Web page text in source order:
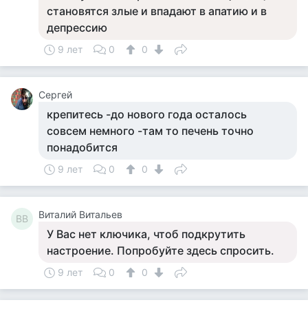
становятся злые и впадают в апатию и в
депрессию
9 лет 0 0
Сергей
крепитесь -до нового года осталось
совсем немного -там то печень точно
понадобится
9 лет 0 0
ВВ Виталий Витальев
У Вас нет ключика, чтоб подкрутить
настроение. Попробуйте здесь спросить.
9 лет 0 0